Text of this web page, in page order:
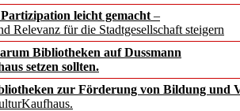
leicht gemacht –
Relevanz für die Stadtgesellschaft steigern
Bibliotheken auf Dussmann
setzen sollten.
zur Förderung von Bildung und